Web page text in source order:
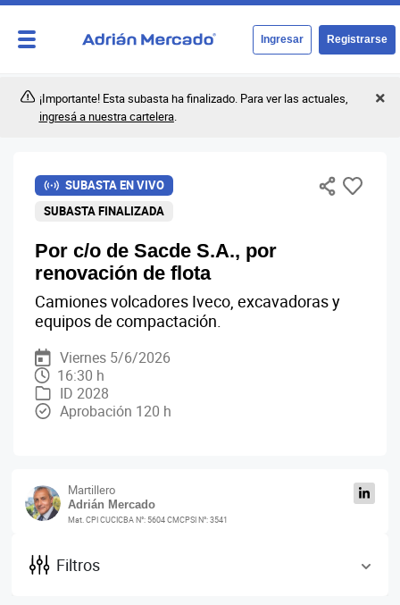
Ingresar Registrarse
¡Importante! Esta subasta ha finalizado. Para ver las actuales,
ingresá a nuestra cartelera.
Por c/o de Sacde S.A., por
renovación de flota
SUBASTA EN VIVO
SUBASTA FINALIZADA
Camiones volcadores Iveco, excavadoras y
equipos de compactación.
Viernes 5/6/2026
16:30 h
ID 2028
Aprobación 120 h
Martillero
Adrián Mercado
Mat. CPI CUCICBA N°: 5604 CMCPSI N°: 3541
Filtros